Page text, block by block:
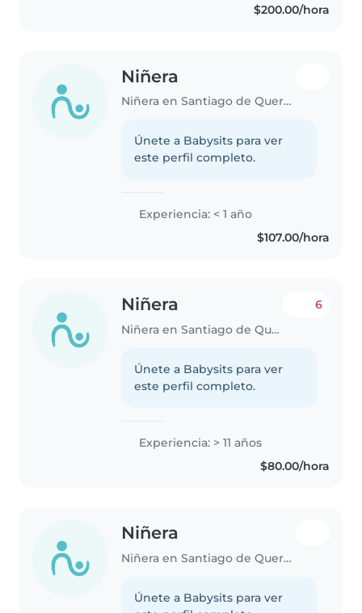
$200.00/hora
Niñera
Niñera en Santiago de Querétaro
Únete a Babysits para ver
este perfil completo.
Experiencia: < 1 año
$107.00/hora
Niñera
Niñera en Santiago de Querétaro
6
Únete a Babysits para ver
este perfil completo.
Experiencia: > 11 años
$80.00/hora
Niñera
Niñera en Santiago de Querétaro
Únete a Babysits para ver